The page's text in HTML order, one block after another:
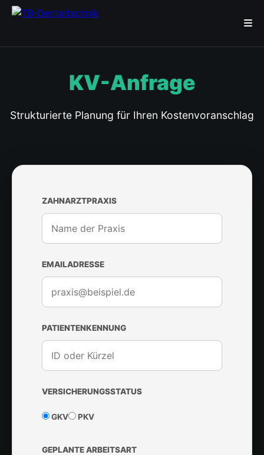
KV-Anfrage
Strukturierte Planung für Ihren Kostenvoranschlag
ZAHNARZTPRAXIS
EMAILADRESSE
PATIENTENKENNUNG
VERSICHERUNGSSTATUS
GKV PKV
GEPLANTE ARBEITSART